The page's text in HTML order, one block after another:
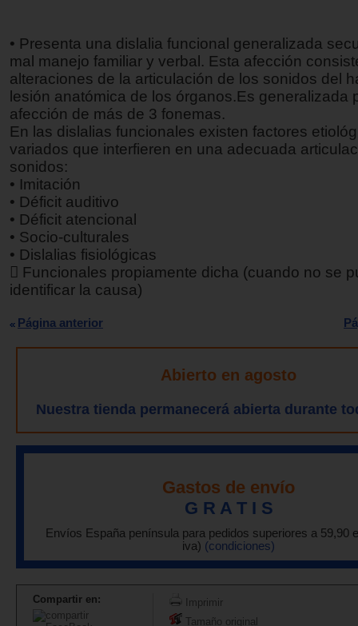
• Presenta una dislalia funcional generalizada
mal manejo familiar y verbal. Esta afección
alteraciones de la articulación de los sonidos del
lesión anatómica de los órganos.Es generalizada
afección de más de 3 fonemas.
En las dislalias funcionales existen factores
variados que interfieren en una adecuada
sonidos:
• Imitación
• Déficit auditivo
• Déficit atencional
• Socio-culturales
• Dislalias fisiológicas
 Funcionales propiamente dicha (cuando no se
identificar la causa)
Página anterior
Abierto en agosto
Nuestra tienda permanecerá abierta durante
Gastos de envío
G R A T I S
Envíos España península para pedidos superiores a 59,90
iva) (condiciones)
Compartir en:
Imprimir
Tamaño original